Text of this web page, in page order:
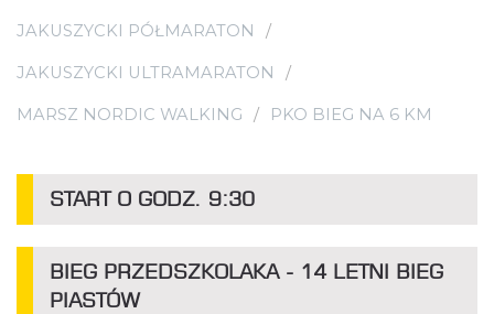
JAKUSZYCKI PÓŁMARATON
JAKUSZYCKI ULTRAMARATON
MARSZ NORDIC WALKING PKO BIEG NA 6 KM
START O GODZ. 9:30
BIEG PRZEDSZKOLAKA - 14 LETNI BIEG
PIASTÓW